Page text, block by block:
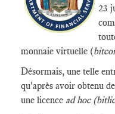
23
monnaie virtuelle (
Désormais, une telle
qu'après avoir obtenu
une licence ad hoc